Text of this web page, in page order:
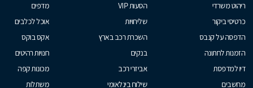
ריהוט משרדי
כרטיסי ביקור
הדפסה על קנבס
הזמנות לחתונה
דיו למדפסת
מחשבים
הסעות VIP
שליחויות
השכרת רכב בארץ
בנקים
אביזרי רכב
שילוח בינלאומי
מדפים
אוכל לכלבים
אקס בוקס
חנויות רהיטים
מכונות קפה
משתלות